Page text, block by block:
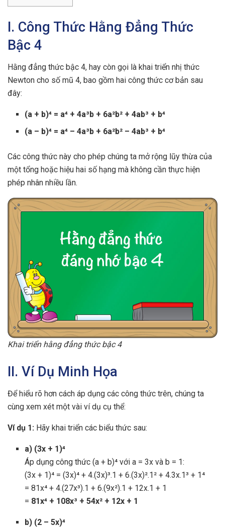
I. Công Thức Hằng Đẳng Thức
Bậc 4
Hằng đẳng thức bậc 4, hay còn gọi là khai triển nhị thức
Newton cho số mũ 4, bao gồm hai công thức cơ bản sau
đây:
(a + b)⁴ = a⁴ + 4a³b + 6a²b² + 4ab³ + b⁴
(a – b)⁴ = a⁴ – 4a³b + 6a²b² – 4ab³ + b⁴
Các công thức này cho phép chúng ta mở rộng lũy thừa của
một tổng hoặc hiệu hai số hạng mà không cần thực hiện
phép nhân nhiều lần.
Khai triển hằng đẳng thức bậc 4
II. Ví Dụ Minh Họa
Để hiểu rõ hơn cách áp dụng các công thức trên, chúng ta
cùng xem xét một vài ví dụ cụ thể:
Ví dụ 1: Hãy khai triển các biểu thức sau:
a) (3x + 1)⁴
Áp dụng công thức (a + b)⁴ với a = 3x và b = 1:
(3x + 1)⁴ = (3x)⁴ + 4.(3x)³.1 + 6.(3x)².1² + 4.3x.1³ + 1⁴
= 81x⁴ + 4.(27x³).1 + 6.(9x²).1 + 12x.1 + 1
= 81x⁴ + 108x³ + 54x² + 12x + 1
b) (2 – 5x)⁴